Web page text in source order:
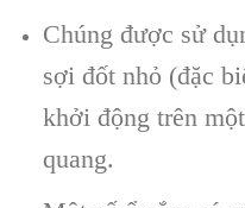
Chúng được sử
sợi đốt nhỏ (đặc
khởi động trên
quang.